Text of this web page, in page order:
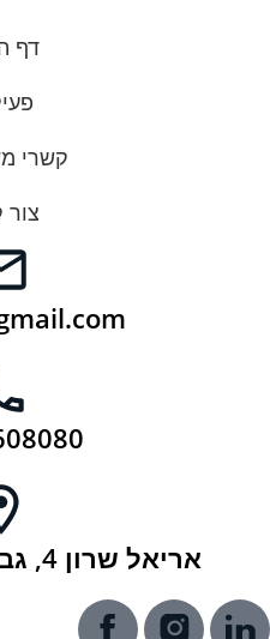
דף
קשרי
אריאל שרון 4, גבעתיים, 5320047